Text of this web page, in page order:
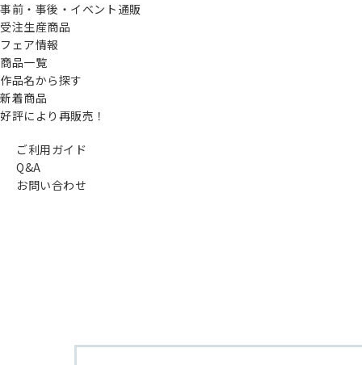
事前・事後・イベント通販
受注生産商品
フェア情報
商品一覧
作品名から探す
新着商品
好評により再販売！
ご利用ガイド
Q&A
お問い合わせ